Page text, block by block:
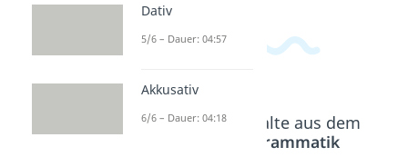
Beliebte Inhalte aus dem
Grammatik
Dativ
5/6 – Dauer: 04:57
Akkusativ
6/6 – Dauer: 04:18